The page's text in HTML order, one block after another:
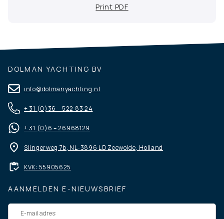
Print PDF
DOLMAN YACHTING BV
info@dolmanyachting.nl
+ 31 (0)36 – 522 83 24
+ 31 (0)6 – 26968129
Slingerweg 7b, NL-3896 LD Zeewolde, Holland
KVK: 55905625
AANMELDEN E-NIEUWSBRIEF